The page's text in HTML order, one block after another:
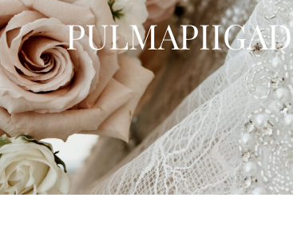
PULMAPIIGAD